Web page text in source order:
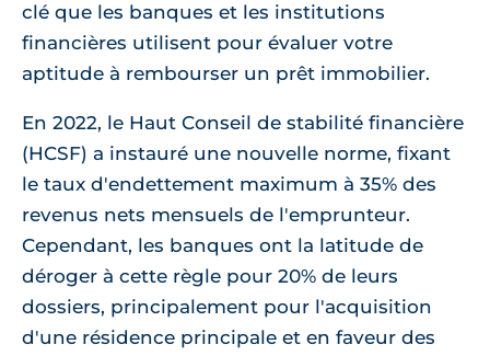
clé que les banques et les institutions
financières utilisent pour évaluer votre
aptitude à rembourser un prêt immobilier.
En 2022, le Haut Conseil de stabilité financière
(HCSF) a instauré une nouvelle norme, fixant
le taux d'endettement maximum à 35% des
revenus nets mensuels de l'emprunteur.
Cependant, les banques ont la latitude de
déroger à cette règle pour 20% de leurs
dossiers, principalement pour l'acquisition
d'une résidence principale et en faveur des